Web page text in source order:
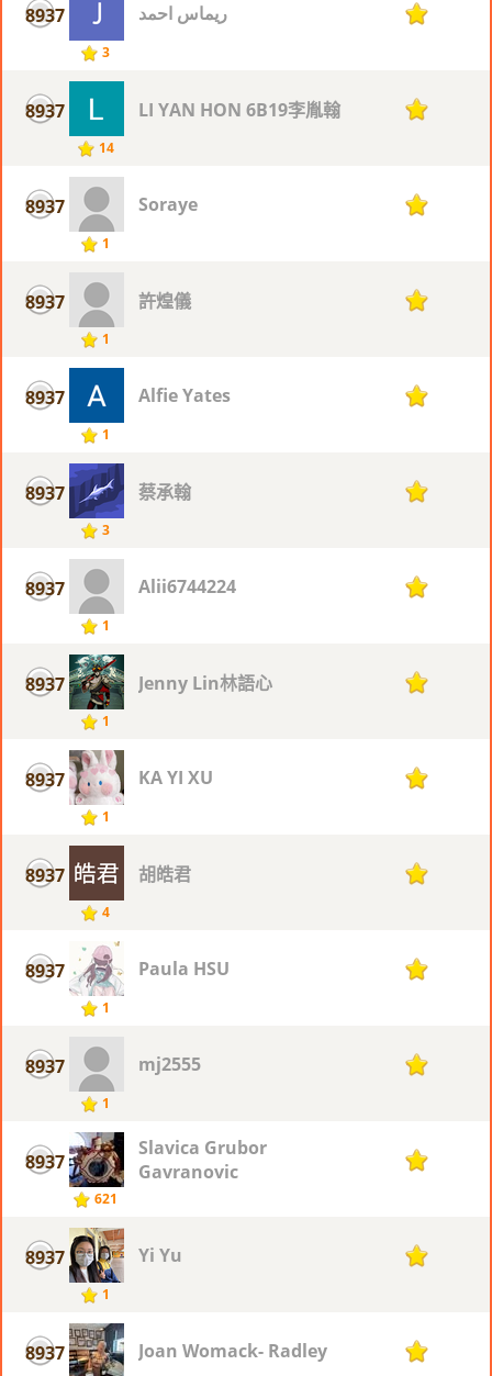
8937
3
ريماس احمد 1
8937
14
LI YAN HON 6B19李胤翰 1
8937
1
Soraye 1
8937
1
許煌儀 1
8937
1
Alfie Yates 1
8937
3
蔡承翰 1
8937
1
Alii6744224 1
8937
1
Jenny Lin林語心 1
8937
1
KA YI XU 1
8937
4
胡皓君 1
8937
1
Paula HSU 1
8937
1
mj2555 1
8937
621
Slavica Grubor
Gavranovic
1
8937
1
Yi Yu 1
8937 Joan Womack- Radley 1